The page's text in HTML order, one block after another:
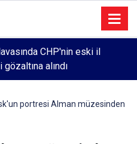
CHP'nin eski il
alındı
portresi Alman müzesinden